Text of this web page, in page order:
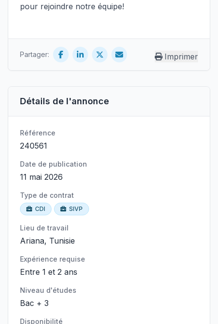
Détails de l'annonce
Référence
240561
Date de publication
11 mai 2026
Type de contrat
CDI SIVP
Lieu de travail
Ariana, Tunisie
Expérience requise
Entre 1 et 2 ans
Niveau d'études
Bac + 3
Disponibilité
pour rejoindre notre équipe!
Partager: Imprimer